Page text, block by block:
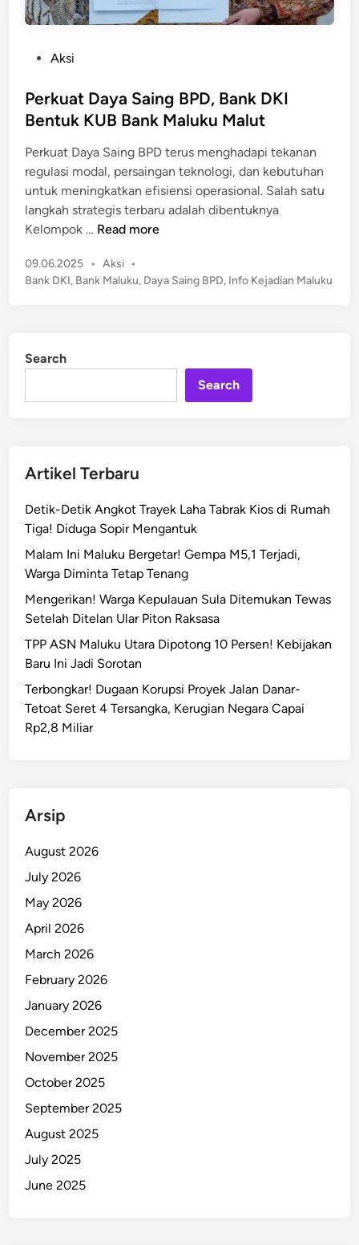
s
t
d
i
n
Aksi
Perkuat Daya Saing BPD, Bank DKI
Bentuk KUB Bank Maluku Malut
Perkuat Daya Saing BPD terus menghadapi tekanan
regulasi modal, persaingan teknologi, dan kebutuhan
untuk meningkatkan efisiensi operasional. Salah satu
langkah strategis terbaru adalah dibentuknya
Kelompok … P
k
y
i
g
B
P
D
,
B
n
k
D
K
k
k
M
l
u
k
M
a
Read more
09.06.2025 • P
o
Aksi •
Bank DKI, Bank Maluku, Daya Saing BPD, Info Kejadian Maluku
Search
Search
Artikel Terbaru
Detik-Detik Angkot Trayek Laha Tabrak Kios di Rumah
Tiga! Diduga Sopir Mengantuk
Malam Ini Maluku Bergetar! Gempa M5,1 Terjadi,
Warga Diminta Tetap Tenang
Mengerikan! Warga Kepulauan Sula Ditemukan Tewas
Setelah Ditelan Ular Piton Raksasa
TPP ASN Maluku Utara Dipotong 10 Persen! Kebijakan
Baru Ini Jadi Sorotan
Terbongkar! Dugaan Korupsi Proyek Jalan Danar-
Tetoat Seret 4 Tersangka, Kerugian Negara Capai
Rp2,8 Miliar
Arsip
August 2026
July 2026
May 2026
April 2026
March 2026
February 2026
January 2026
December 2025
November 2025
October 2025
September 2025
August 2025
July 2025
June 2025